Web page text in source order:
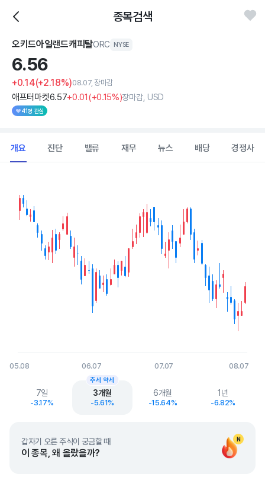
종목검색
오키드아일랜드캐피탈ORC NYSE
6.56
+0.14(+2.18%)08.07, 장마감
애프터마켓6.57+0.01(+0.15%)장마감, USD
41명 관심
개요 진단 밸류 재무 뉴스 배당 경쟁사
View as data table, Chart
The chart has 1 X axis displaying Time. Data ranges from
The chart has 1 Y axis displaying values. Data ranges from 6.31 to
05.08 06.07 07.07 08.07
End of interactive chart.
7일
-3.17%
3개월
-5.61%
추세 약세
6개월
-15.64%
1년
-6.82%
N
갑자기 오른 주식이 궁금할 때
이 종목, 왜 올랐을까?